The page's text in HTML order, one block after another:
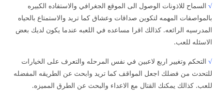
√ السماح للاذونات الوصول الى الموقع الجغرافي والاستفاده الكبيره
بالمواصفات المهمه لتكوين صداقات وعشاق كما تريد والاستمتاع بالحياه
المدرسيه الرائعه. كذالك اقرا مساعده في اللعبه عندما يكون لديك بعض
الاسئله للعب.
√ التحكم وتغيير اربع لاعبين في نفس المرحله والتعرف على الخيارات
للتحدث من فضلك اجعل المواقف كما تريد وابحث عن الطريقه المفضله
للعب. كذالك يمكنك القتال مع الاعداء والبحث عن الطرق المميزه.